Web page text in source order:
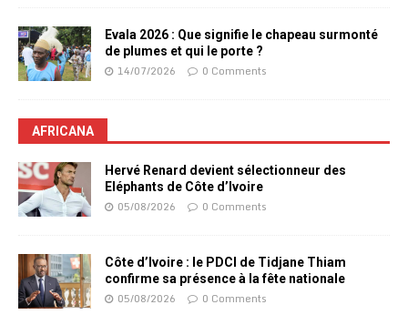
Evala 2026 : Que signifie le chapeau surmonté
de plumes et qui le porte ?
14/07/2026 0 Comments
AFRICANA
Hervé Renard devient sélectionneur des
Eléphants de Côte d’Ivoire
05/08/2026 0 Comments
Côte d’Ivoire : le PDCI de Tidjane Thiam
confirme sa présence à la fête nationale
05/08/2026 0 Comments